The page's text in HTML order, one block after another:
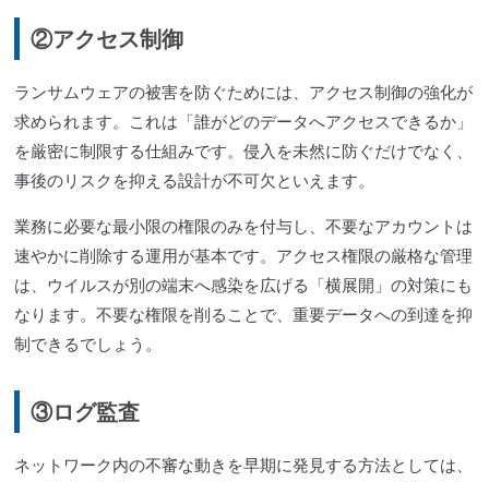
②アクセス制御
ランサムウェアの被害を防ぐためには、アクセス制御の強化が
求められます。これは「誰がどのデータへアクセスできるか」
を厳密に制限する仕組みです。侵入を未然に防ぐだけでなく、
事後のリスクを抑える設計が不可欠といえます。
業務に必要な最小限の権限のみを付与し、不要なアカウントは
速やかに削除する運用が基本です。アクセス権限の厳格な管理
は、ウイルスが別の端末へ感染を広げる「横展開」の対策にも
なります。不要な権限を削ることで、重要データへの到達を抑
制できるでしょう。
③ログ監査
ネットワーク内の不審な動きを早期に発見する方法としては、